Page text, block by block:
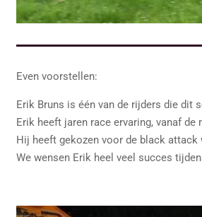
Even voorstellen:
Erik Bruns is één van de rijders die dit
Erik heeft jaren race ervaring, vanaf
Hij heeft gekozen voor de black
We wensen Erik heel veel succes